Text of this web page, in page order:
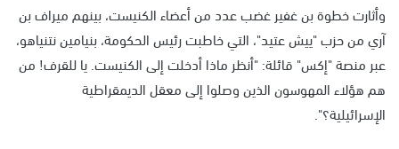
وأثارت خطوة بن غفير غضب عدد من أعضاء الكنيست، بينهم ميراف بن
آري من حزب "ييش عتيد"، التي خاطبت رئيس الحكومة، بنيامين نتنياهو،
عبر منصة "إكس" قائلة: "أنظر ماذا أدخلت إلى الكنيست. يا للقرف! من
هم هؤلاء المهوسون الذين وصلوا إلى معقل الديمقراطية
الإسرائيلية؟".